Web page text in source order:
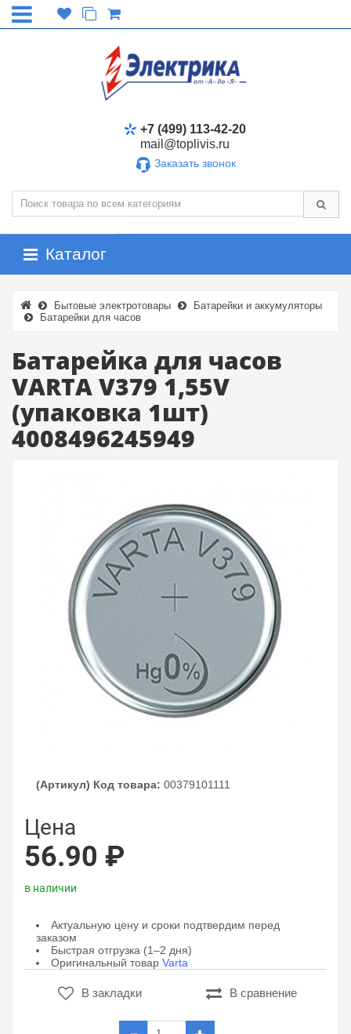
+7 (499) 113-42-20
mail@toplivis.ru
Заказать звонок
Каталог
Бытовые электротовары
Батарейки и аккумуляторы
Батарейки для часов
Батарейка для часов
VARTA V379 1,55V
(упаковка 1шт)
4008496245949
(Артикул) Код товара: 00379101111
Цена
56.90 ₽
в наличии
Актуальную цену и сроки подтвердим перед
заказом
Быстрая отгрузка (1–2 дня)
Оригинальный товар Varta
В закладки В сравнение